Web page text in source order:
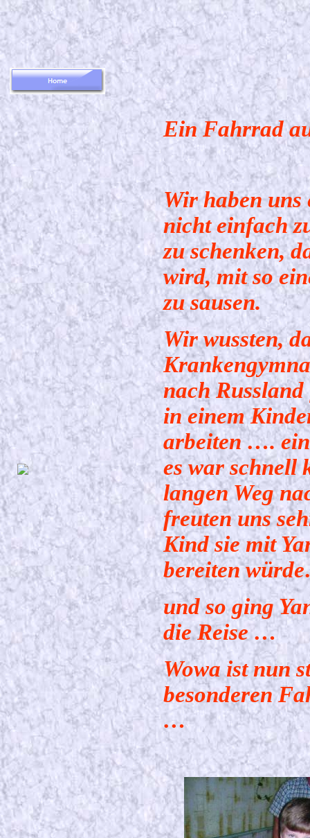
Ein Fahrrad
Wir haben uns
nicht einfach
zu schenken,
wird, mit so
zu sausen.
Wir wussten,
nach
in einem
arbeiten ….
es war schnell
langen Weg
freuten uns
Kind sie mit
bereiten
und so ging
die Reise …
Wowa ist nun
besonderen
…